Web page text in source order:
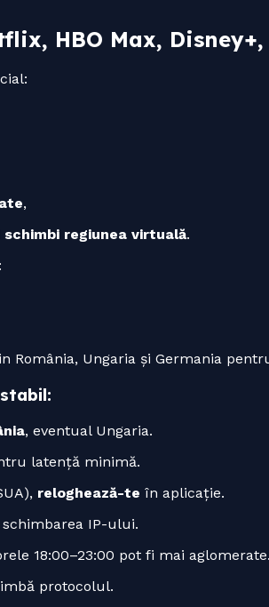
HBO Max,
,
regiunea virtuală.
România, Ungaria și Germania
, eventual Ungaria.
latență minimă.
reloghează-te în aplicație.
IP-ului.
18:00–23:00 pot fi mai aglomerate.
protocolul.